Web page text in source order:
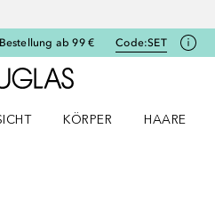
ab 99 € Code:SET
Zur Douglas Startseite
KÖRPER
HAARE